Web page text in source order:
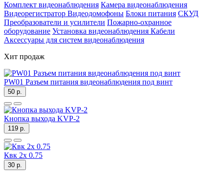
Комплект видеонаблюдения Камера видеонаблюдения
Видеорегистратор Видеодомофоны Блоки питания СКУД
Преобразователи и усилители Пожарно-охранное
оборудование Установка видеонаблюдения Кабели
Аксессуары для систем видеонаблюдения
Хит продаж
PW01 Разъем питания видеонаблюдения под винт
50 р.
Кнопка выхода KVP-2
119 р.
Квк 2х 0.75
30 р.